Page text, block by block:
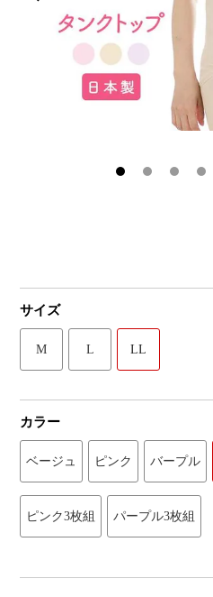
サイズ
M L LL
カラー
ベージュ ピンク バープル
ピンク3枚組 パープル3枚組